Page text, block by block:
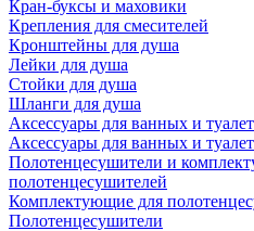
Кран-буксы и маховики
Крепления для смесителей
Кронштейны для душа
Лейки для душа
Стойки для душа
Шланги для душа
Аксессуары для ванных и
Аксессуары для ванных и
Полотенцесушители и
полотенцесушителей
Комплектующие для
Полотенцесушители